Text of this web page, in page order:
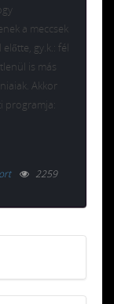
a meccsek
gy.k.: fél
is más
Akkor
programja:
2259